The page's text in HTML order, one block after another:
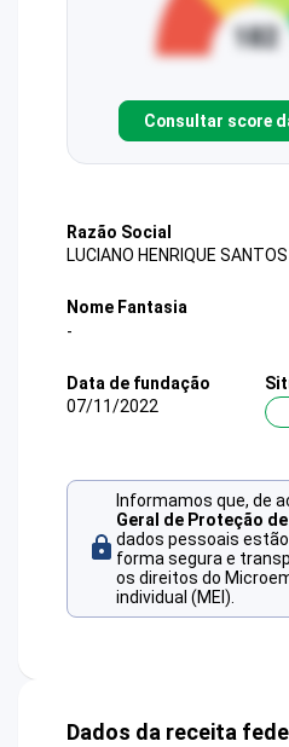
Consultar score
Razão Social
LUCIANO HENRIQUE
Nome Fantasia
-
Data de fundação
07/11/2022
Informamos que, de
Geral de Proteção
dados pessoais
forma segura e
os direitos do
individual (MEI).
Dados da receita